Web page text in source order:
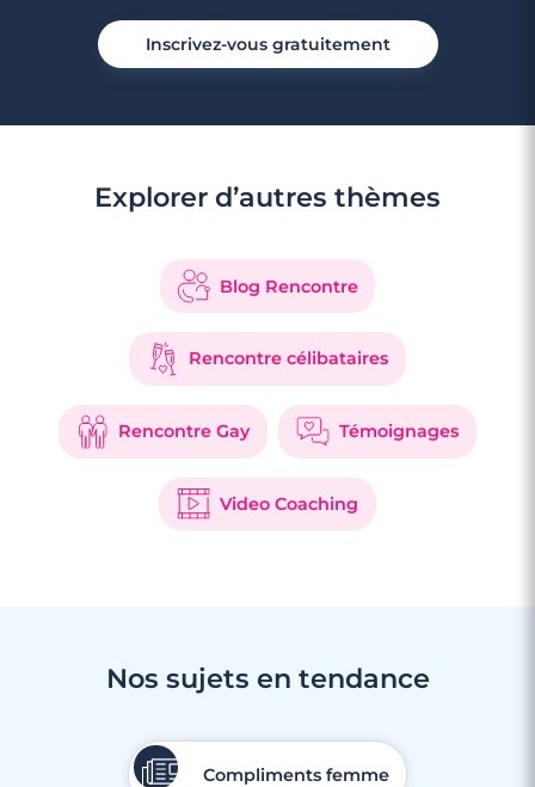
Inscrivez-vous gratuitement
Explorer d’autres thèmes
Blog Rencontre
Rencontre célibataires
Rencontre Gay Témoignages
Video Coaching
Nos sujets en tendance
Compliments femme